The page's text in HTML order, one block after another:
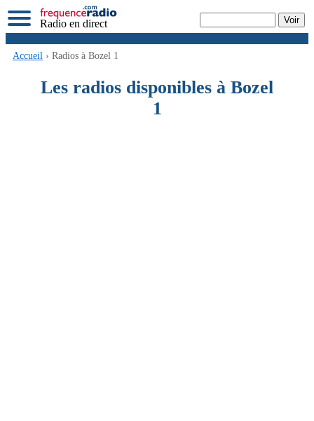
Radio en direct
Accueil › Radios à Bozel 1
Les radios disponibles à Bozel
1